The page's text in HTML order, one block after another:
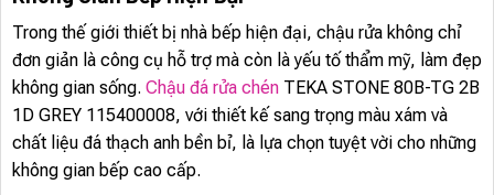
Trong thế giới thiết bị nhà bếp hiện đại, chậu rửa không chỉ
đơn giản là công cụ hỗ trợ mà còn là yếu tố thẩm mỹ, làm đẹp
không gian sống. Chậu đá rửa chén TEKA STONE 80B-TG 2B
1D GREY 115400008, với thiết kế sang trọng màu xám và
chất liệu đá thạch anh bền bỉ, là lựa chọn tuyệt vời cho những
không gian bếp cao cấp.